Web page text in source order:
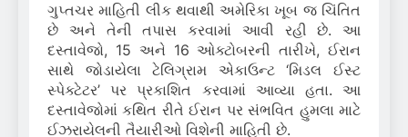
ગુપ્તચર માહિતી લીક થવાથી અમેરિકા ખૂબ જ ચિંતિત
છે અને તેની તપાસ કરવામાં આવી રહી છે. આ
દસ્તાવેજો, 15 અને 16 ઓક્ટોબરની તારીખે, ઈરાન
સાથે જોડાયેલા ટેલિગ્રામ એકાઉન્ટ ‘મિડલ ઈસ્ટ
સ્પેક્ટેટર’ પર પ્રકાશિત કરવામાં આવ્યા હતા. આ
દસ્તાવેજોમાં કથિત રીતે ઈરાન પર સંભવિત હુમલા માટે
ઈઝરાયેલની તૈયારીઓ વિશેની માહિતી છે.